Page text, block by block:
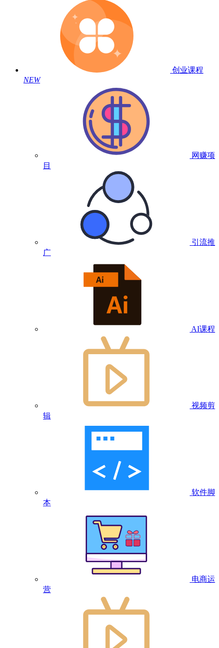
创业课程
NEW
网赚项
目
引流推
广
AI课程
视频剪
辑
软件脚
本
电商运
营